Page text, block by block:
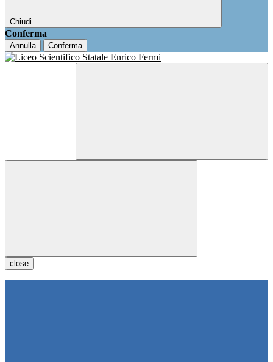
Chiudi
Conferma
Annulla Conferma
close